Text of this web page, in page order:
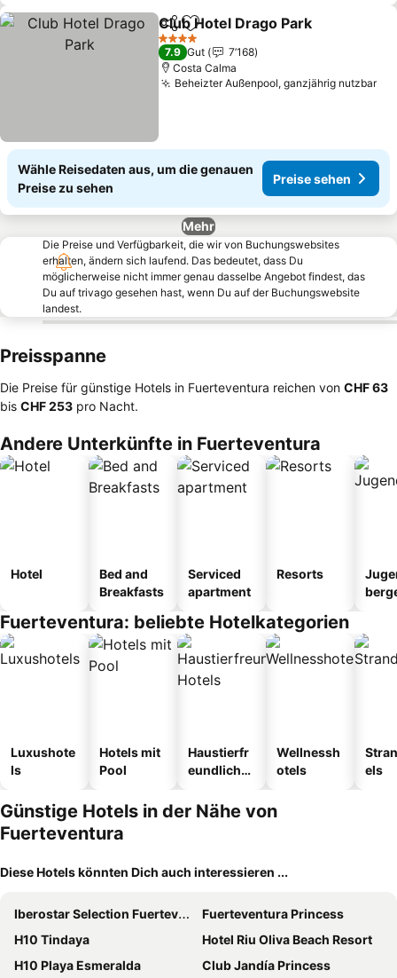
TeilenZu Favoriten hinzufügen
Club Hotel Drago Park
4 Sterne
7.9 Gut
7’168
Costa Calma
Beheizter Außenpool, ganzjährig nutzbar
Wähle Reisedaten aus, um die genauen
Preise zu sehen
Preise sehen
Mehr
Die Preise und Verfügbarkeit, die wir von Buchungswebsites
erhalten, ändern sich laufend. Das bedeutet, dass Du
möglicherweise nicht immer genau dasselbe Angebot findest, das
Du auf trivago gesehen hast, wenn Du auf der Buchungswebsite
landest.
Preisspanne
Die Preise für günstige Hotels in Fuerteventura reichen von ‎CHF 63
bis ‎CHF 253 pro Nacht.
Andere Unterkünfte in Fuerteventura
Hotel
Bed and
Breakfasts
Serviced
apartment
Resorts
Fuerteventura: beliebte Hotelkategorien
Luxushote
ls
Hotels mit
Pool
Haustierfr
eundliche
Wellnessh
otels
els
Günstige Hotels in der Nähe von
Fuerteventura
Diese Hotels könnten Dich auch interessieren ...
Iberostar Selection Fuerteventura Palace
Fuerteventura Princess
H10 Tindaya
Hotel Riu Oliva Beach Resort
H10 Playa Esmeralda
Club Jandía Princess